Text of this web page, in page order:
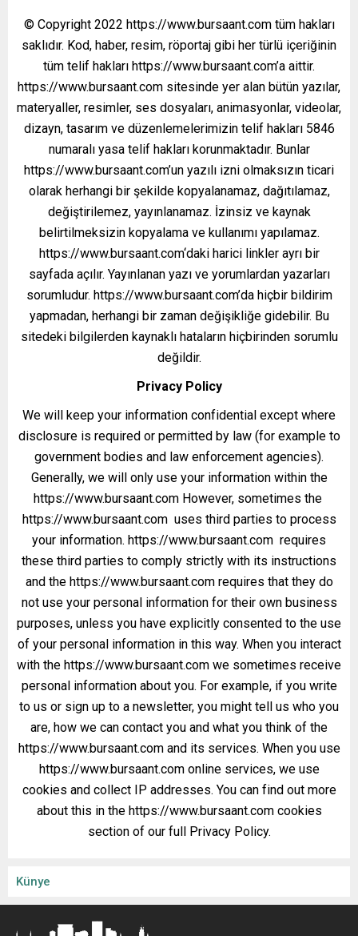
© Copyright 2022 https://www.bursaant.com tüm hakları
saklıdır. Kod, haber, resim, röportaj gibi her türlü içeriğinin
tüm telif hakları https://www.bursaant.com’a aittir.
https://www.bursaant.com sitesinde yer alan bütün yazılar,
materyaller, resimler, ses dosyaları, animasyonlar, videolar,
dizayn, tasarım ve düzenlemelerimizin telif hakları 5846
numaralı yasa telif hakları korunmaktadır. Bunlar
https://www.bursaant.com’un yazılı izni olmaksızın ticari
olarak herhangi bir şekilde kopyalanamaz, dağıtılamaz,
değiştirilemez, yayınlanamaz. İzinsiz ve kaynak
belirtilmeksizin kopyalama ve kullanımı yapılamaz.
https://www.bursaant.com‘daki harici linkler ayrı bir
sayfada açılır. Yayınlanan yazı ve yorumlardan yazarları
sorumludur. https://www.bursaant.com’da hiçbir bildirim
yapmadan, herhangi bir zaman değişikliğe gidebilir. Bu
sitedeki bilgilerden kaynaklı hataların hiçbirinden sorumlu
değildir.
Privacy Policy
We will keep your information confidential except where
disclosure is required or permitted by law (for example to
government bodies and law enforcement agencies).
Generally, we will only use your information within the
https://www.bursaant.com However, sometimes the
https://www.bursaant.com uses third parties to process
your information. https://www.bursaant.com requires
these third parties to comply strictly with its instructions
and the https://www.bursaant.com requires that they do
not use your personal information for their own business
purposes, unless you have explicitly consented to the use
of your personal information in this way. When you interact
with the https://www.bursaant.com we sometimes receive
personal information about you. For example, if you write
to us or sign up to a newsletter, you might tell us who you
are, how we can contact you and what you think of the
https://www.bursaant.com and its services. When you use
https://www.bursaant.com online services, we use
cookies and collect IP addresses. You can find out more
about this in the https://www.bursaant.com cookies
section of our full Privacy Policy.
Künye